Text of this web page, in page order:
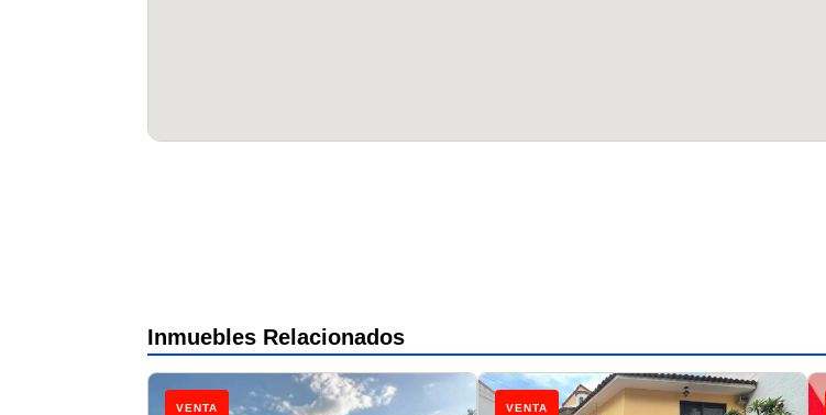
Inmuebles Relacionados
VENTA VENTA